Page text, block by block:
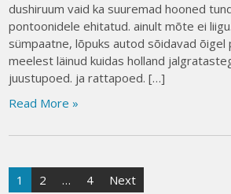
dushiruum vaid ka suuremad hooned
pontoonidele ehitatud. ainult mõte ei
sümpaatne, lõpuks autod sõidavad õigel
meelest läinud kuidas holland
juustupoed. ja rattapoed. […]
Read More »
Posts
1 2 … 4 Next